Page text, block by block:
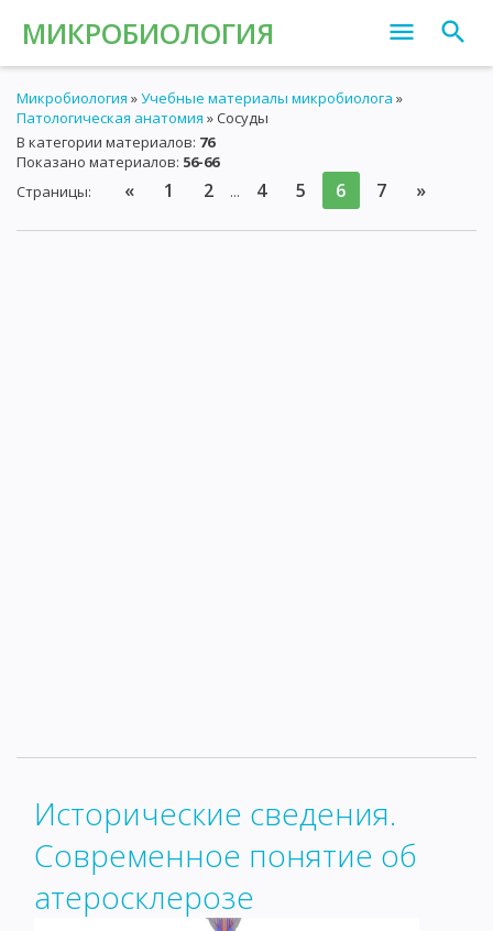
МИКРОБИОЛОГИЯ
Микробиология »Учебные материалы микробиолога »
Патологическая анатомия » Сосуды
В категории материалов: 76
Показано материалов: 56-66
Страницы: « 1 2 ... 4 5 6 7 »
Исторические сведения.
Современное понятие об
атеросклерозе